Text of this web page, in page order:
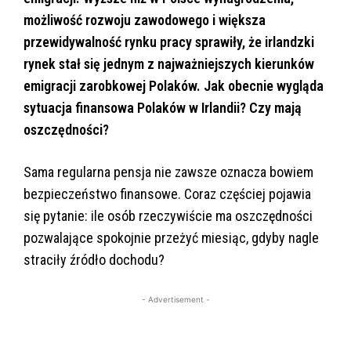
możliwość rozwoju zawodowego i większa
przewidywalność rynku pracy sprawiły, że irlandzki
rynek stał się jednym z najważniejszych kierunków
emigracji zarobkowej Polaków. Jak obecnie wygląda
sytuacja finansowa Polaków w Irlandii? Czy mają
oszczędności?
Sama regularna pensja nie zawsze oznacza bowiem
bezpieczeństwo finansowe. Coraz częściej pojawia
się pytanie: ile osób rzeczywiście ma oszczędności
pozwalające spokojnie przeżyć miesiąc, gdyby nagle
straciły źródło dochodu?
- Advertisement -